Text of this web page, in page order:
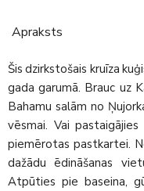
Apraksts
Šis dzirkstošais kruīza
gada garumā. Brauc uz
Bahamu salām no
vēsmai. Vai
piemērotas pastkartei.
dažādu ēdināšanas
Atpūties pie baseina,